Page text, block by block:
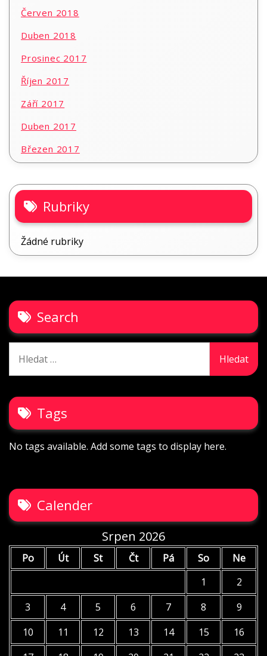
Červen 2018
Duben 2018
Prosinec 2017
Říjen 2017
Září 2017
Duben 2017
Březen 2017
Rubriky
Žádné rubriky
Search
Tags
No tags available. Add some tags to display here.
Calender
Srpen 2026
Po Út St Čt Pá So
Ne
1
2
3
4 5 6 7 8
9
10
11 12 13 14 15
16